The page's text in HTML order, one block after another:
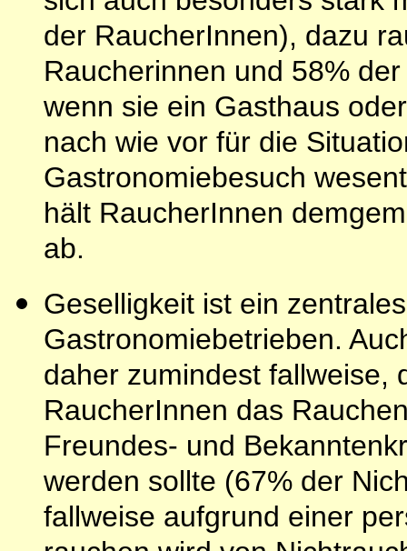
der RaucherInnen), dazu
Raucherinnen und 58%
wenn sie ein Gasthaus
nach wie vor für die
Gastronomiebesuch
hält RaucherInnen
ab.
Geselligkeit ist ein
Gastronomiebetrieben.
daher zumindest fallweise,
RaucherInnen das
Freundes- und
werden sollte (67% der
fallweise aufgrund einer